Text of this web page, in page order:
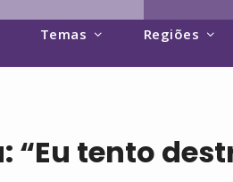
Temas Regiões
“Eu tento